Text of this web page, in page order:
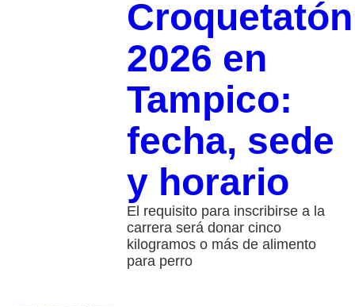
Croquetatón
2026 en
Tampico:
fecha, sede
y horario
El requisito para inscribirse a la
carrera será donar cinco
kilogramos o más de alimento
para perro